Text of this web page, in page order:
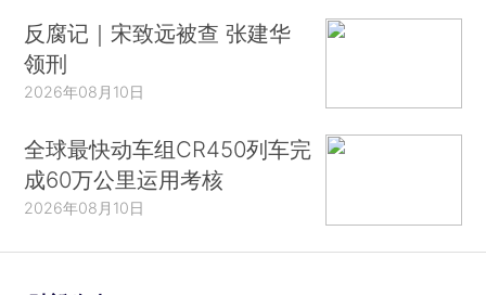
反腐记｜宋致远被查 张建华
领刑
2026年08月10日
全球最快动车组CR450列车完
成60万公里运用考核
2026年08月10日